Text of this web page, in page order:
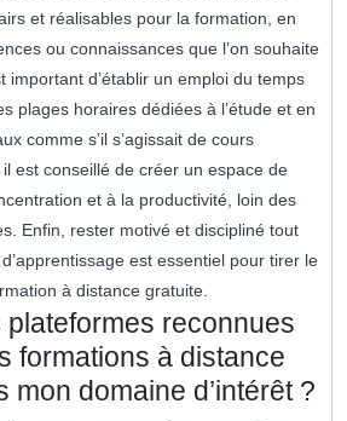
et réalisables pour la formation, en
ou connaissances que l’on souhaite
important d’établir un emploi du temps
plages horaires dédiées à l’étude et en
comme s’il s’agissait de cours
est conseillé de créer un espace de
et à la productivité, loin des
Enfin, rester motivé et discipliné tout
est essentiel pour tirer le
à distance gratuite.
plateformes reconnues
formations à distance
mon domaine d’intérêt ?